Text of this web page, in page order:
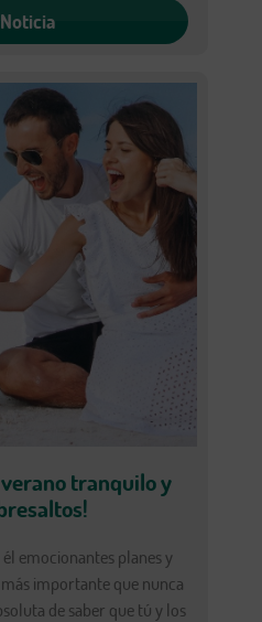
tranquilo y
emocionantes planes y
importante que nunca
de saber que tú y los